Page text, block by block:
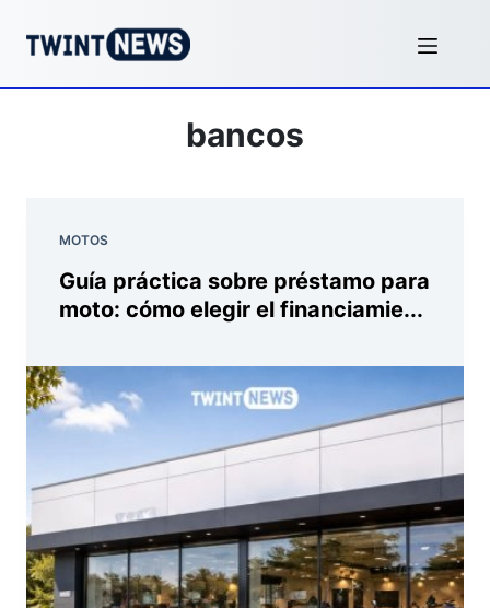
bancos
MOTOS
Guía práctica sobre préstamo para
moto: cómo elegir el financiamie...